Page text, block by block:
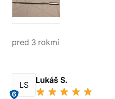
pred 3 rokmi
LS
6
Lukáš S.